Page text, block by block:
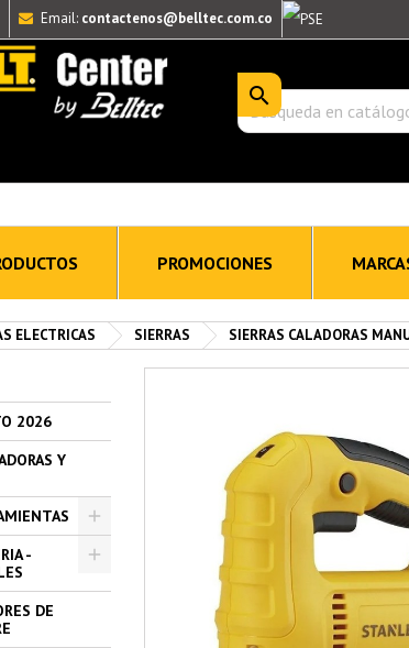
Email: contactenos@belltec.com.co

PROMOCIONES
ELECTRICAS SIERRAS SIERRAS CALADORAS
2026
Y
-
DE